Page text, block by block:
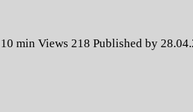
10 min Views 218 Published by